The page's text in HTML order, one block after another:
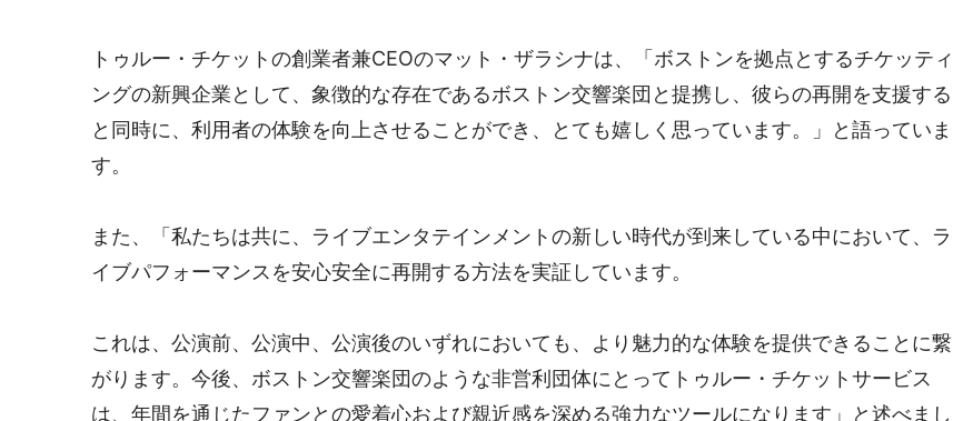
トゥルー・チケットの創業者兼CEOのマット・ザラシナは、「ボストンを拠点とするチケッティ
ングの新興企業として、象徴的な存在であるボストン交響楽団と提携し、彼らの再開を支援する
と同時に、利用者の体験を向上させることができ、とても嬉しく思っています。」と語っていま
す。
また、「私たちは共に、ライブエンタテインメントの新しい時代が到来している中において、ラ
イブパフォーマンスを安心安全に再開する方法を実証しています。
これは、公演前、公演中、公演後のいずれにおいても、より魅力的な体験を提供できることに繋
がります。今後、ボストン交響楽団のような非営利団体にとってトゥルー・チケットサービス
は、年間を通じたファンとの愛着心および親近感を深める強力なツールになります」と述べまし